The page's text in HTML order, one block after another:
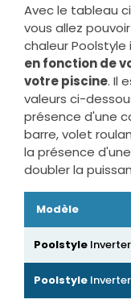
Avec le tableau
vous allez
chaleur
en fonction de
votre piscine. Il
valeurs ci-
présence d'une
barre, volet
la présence
doubler la
Modèle
Poolstyle
Poolstyle